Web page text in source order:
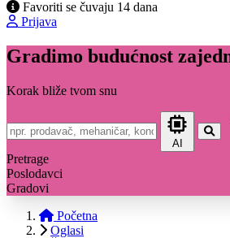
Favoriti se čuvaju 14 dana
Prijava
Gradimo budućnost
Korak bliže tvom snu
AI
Pretrage
Poslodavci
Gradovi
Početna
Oglasi